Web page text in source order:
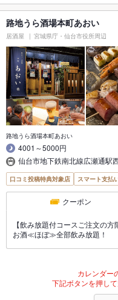
路地うら酒場本町あおい
居酒屋 宮城県庁・仙台市役所周辺
路地うら酒場本町あおい
4001～5000円
仙台市地下鉄南北線広瀬通駅
口コミ投稿特典対象店 スマート支払
クーポン
【飲み放題付コースご注文の
お酒≪ほぼ≫全部飲み放題！
カレンダー
下記ボタンを押し